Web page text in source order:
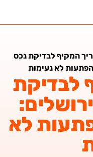
המקיף לבדיקת נכס
לא נעימות
לבדיקת
לא